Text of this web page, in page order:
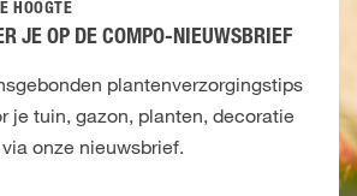
HOOGTE
JE OP DE COMPO-NIEUWSBRIEF
plantenverzorgingstips
je tuin, gazon, planten, decoratie
onze nieuwsbrief.